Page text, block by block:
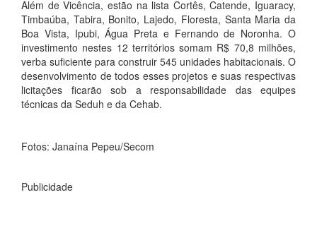
Além de Vicência, estão na lista Cortês, Catende, Iguaracy,
Timbaúba, Tabira, Bonito, Lajedo, Floresta, Santa Maria da
Boa Vista, Ipubi, Água Preta e Fernando de Noronha. O
investimento nestes 12 territórios somam R$ 70,8 milhões,
verba suficiente para construir 545 unidades habitacionais. O
desenvolvimento de todos esses projetos e suas respectivas
licitações ficarão sob a responsabilidade das equipes
técnicas da Seduh e da Cehab.
Fotos: Janaína Pepeu/Secom
Publicidade